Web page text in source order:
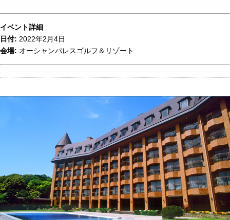
イベント詳細
日付: 2022年2月4日
会場: オーシャンパレスゴルフ＆リゾート